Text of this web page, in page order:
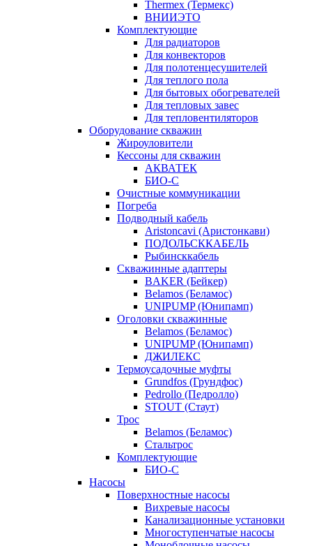
Thermex (Термекс)
ВНИИЭТО
Комплектующие
Для радиаторов
Для конвекторов
Для полотенцесушителей
Для теплого пола
Для бытовых обогревателей
Для тепловых завес
Для тепловентиляторов
Оборудование скважин
Жироуловители
Кессоны для скважин
АКВАТЕК
БИО-С
Очистные коммуникации
Погреба
Подводный кабель
Aristoncavi (Аристонкави)
ПОДОЛЬСККАБЕЛЬ
Рыбинсккабель
Скважинные адаптеры
BAKER (Бейкер)
Belamos (Беламос)
UNIPUMP (Юнипамп)
Оголовки скважинные
Belamos (Беламос)
UNIPUMP (Юнипамп)
ДЖИЛЕКС
Термоусадочные муфты
Grundfos (Грундфос)
Pedrollo (Педролло)
STOUT (Стаут)
Трос
Belamos (Беламос)
Стальтрос
Комплектующие
БИО-С
Насосы
Поверхностные насосы
Вихревые насосы
Канализационные установки
Многоступенчатые насосы